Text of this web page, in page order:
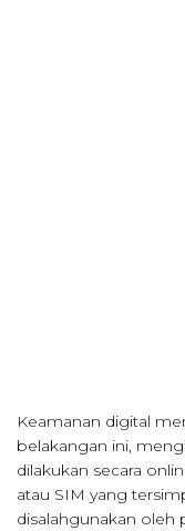
Keamanan digital
belakangan ini,
dilakukan secara
atau SIM yang
disalahgunakan oleh